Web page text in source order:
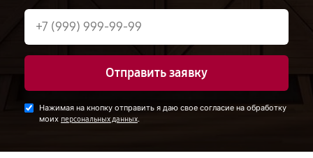
Отправить заявку
Нажимая на кнопку отправить я даю свое согласие на обработку
моих персональных данных.